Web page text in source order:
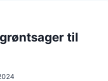
til